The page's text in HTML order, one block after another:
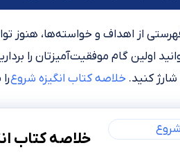
از اهداف و خواسته‌ها، هنوز
اولین گام موفقیت‌آمیزتان را
کنید. خلاصه کتاب انگیزه شروع
خلاصه کتاب